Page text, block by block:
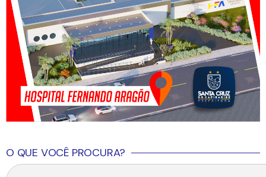
O QUE VOCÊ PROCURA?